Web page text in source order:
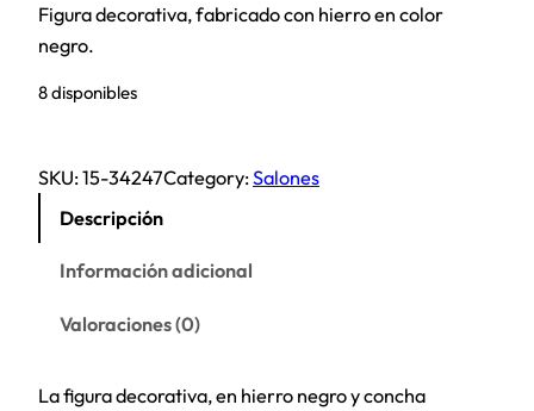
Figura decorativa, fabricado con hierro en color
negro.
8 disponibles
SKU:15-34247Category:Salones
Descripción
Información adicional
Valoraciones (0)
La figura decorativa, en hierro negro y concha